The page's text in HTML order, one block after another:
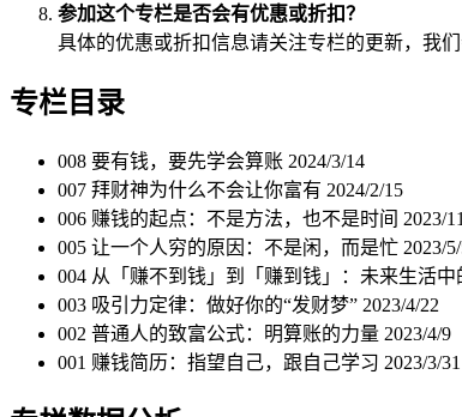
参加这个专栏是否会有优惠或折扣？
具体的优惠或折扣信息请关注专栏的更新，我
专栏目录
008 要有钱，要先学会算账 2024/3/14
007 拜财神为什么不会让你富有 2024/2/15
006 赚钱的起点：不是方法，也不是时间 2023/
005 让一个人穷的原因：不是闲，而是忙 2023/
004 从「赚不到钱」到「赚到钱」：未来生活中
003 吸引力定律：做好你的“发财梦” 2023/4/22
002 普通人的致富公式：明算账的力量 2023/4/9
001 赚钱简历：指望自己，跟自己学习 2023/3/31